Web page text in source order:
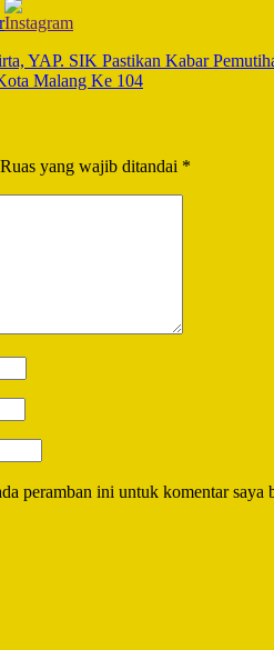
YAP. SIK Pastikan Kabar
Malang Ke 104
Ruas yang wajib ditandai *
peramban ini untuk komentar saya